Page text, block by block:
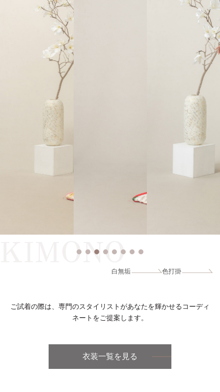
KIMONO
白無垢 色打掛
ご試着の際は、専門のスタイリストがあなたを輝かせるコーディ
ネートをご提案します。
衣装一覧を見る